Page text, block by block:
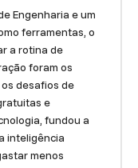
Engenharia e um
ferramentas, o
a rotina de
foram os
desafios de
e
fundou a
inteligência
menos